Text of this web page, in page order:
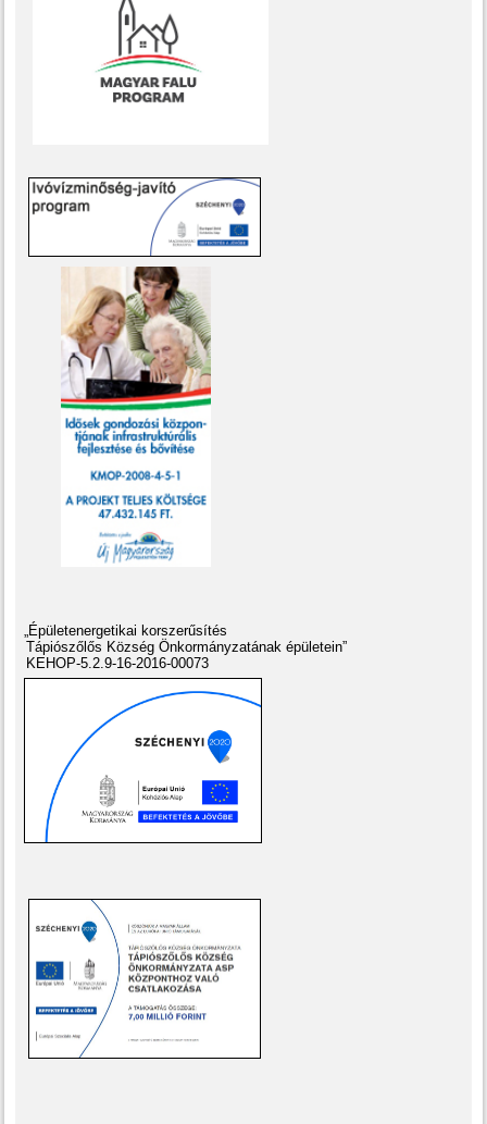
„Épületenergetikai korszerűsítés
Tápiószőlős Község Önkormányzatának épületein”
KEHOP-5.2.9-16-2016-00073